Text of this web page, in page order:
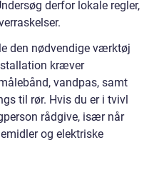
derfor lokale regler,
den nødvendige værktøj
kræver
vandpas, samt
til rør. Hvis du er i tvivl
rådgive, især når
og elektriske